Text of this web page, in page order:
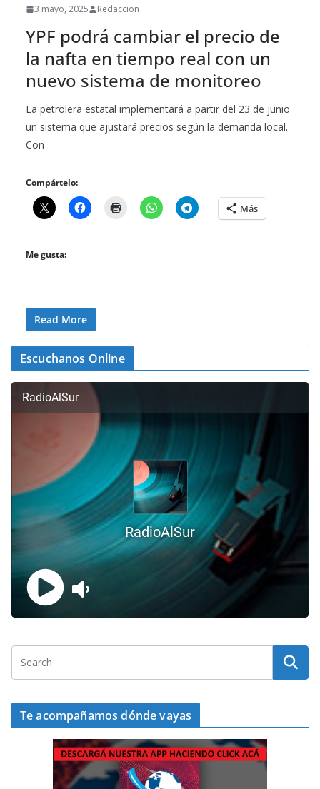
3 mayo, 2025 Redaccion
YPF podrá cambiar el precio de
la nafta en tiempo real con un
nuevo sistema de monitoreo
La petrolera estatal implementará a partir del 23 de junio
un sistema que ajustará precios según la demanda local.
Con
Compártelo:
Más
Me gusta:
Read More
Escuchanos Online
Te acompañamos dónde vayas